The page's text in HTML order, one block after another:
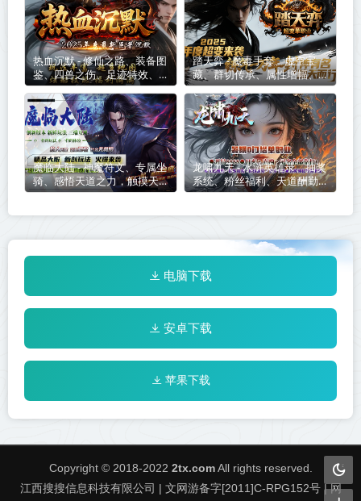
热血沉默 - 修仙之路、装备图
鉴、四兽之伤、足迹特效、屠
龙者、一怪一专属、剧情沉默
世界！
踏天弈 - 魔毒手套、虚空宝
藏、群切传承、属性增幅、异
火焚天、麒麟神臂、装扮系
统、累充礼包免费领！
魔临大陆 - 神魔符文、专属坐
骑、感悟天道之力，触摸天地
间志强法则，执掌巨斧神器，
龙啸九天 - 水浒英雄录、抽奖
系统、粉丝福利、天道酬勤、
群体切割、开局就送8888、
电脑下载
安卓下载
苹果下载
Copyright © 2018-2022 2tx.comAll rights reserved.
江西搜搜信息科技有限公司 | 文网游备字[2011]C-RPG152号 | 网